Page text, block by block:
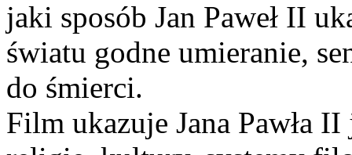
jaki sposób Jan Paweł II
światu godne umieranie,
do śmierci.
Film ukazuje Jana Pawła